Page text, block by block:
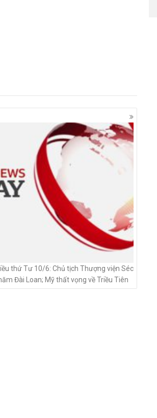
thứ Tư 10/6: Chủ tịch Thượng viện Séc
Đài Loan; Mỹ thất vọng về Triều Tiên